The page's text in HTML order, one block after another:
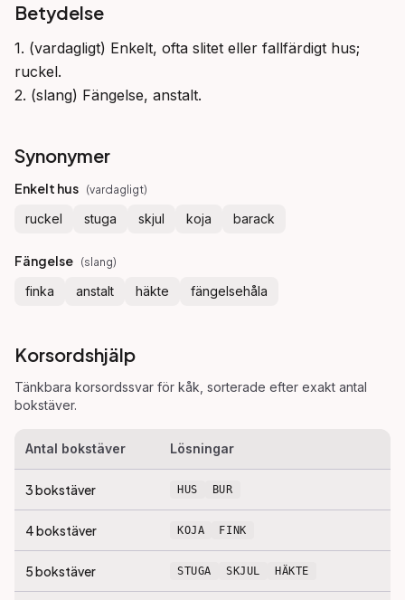
Betydelse
1. (vardagligt) Enkelt, ofta slitet eller fallfärdigt hus;
ruckel.
2. (slang) Fängelse, anstalt.
Synonymer
Enkelt hus (vardagligt)
ruckel stuga skjul koja barack
Fängelse (slang)
finka anstalt häkte fängelsehåla
Korsordshjälp
Tänkbara korsordssvar för kåk , sorterade efter exakt antal
bokstäver.
Antal bokstäver Lösningar
3bokstäver HUS BUR
4bokstäver KOJA FINK
5bokstäver STUGA SKJUL HÄKTE